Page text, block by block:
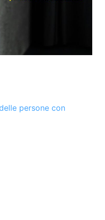
persone con